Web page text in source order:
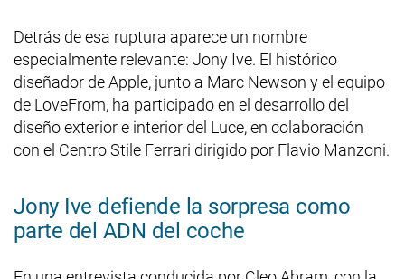
Detrás de esa ruptura aparece un nombre
especialmente relevante: Jony Ive. El histórico
diseñador de Apple, junto a Marc Newson y el equipo
de LoveFrom, ha participado en el desarrollo del
diseño exterior e interior del Luce, en colaboración
con el Centro Stile Ferrari dirigido por Flavio Manzoni.
Jony Ive defiende la sorpresa como
parte del ADN del coche